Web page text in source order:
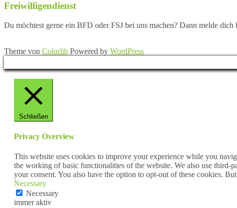
Freiwilligendienst
Du möchtest gerne ein BFD oder FSJ bei uns machen? Dann melde
Theme von Colorlib Powered by WordPress
Schließen
Privacy Overview
This website uses cookies to improve your experience while you
the working of basic functionalities of the website. We also use third-
your consent. You also have the option to opt-out of these cookies.
Necessary
Necessary
immer aktiv